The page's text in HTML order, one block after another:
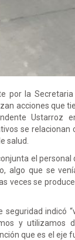
por la
acciones que
Ustarroz
se
salud.
el
algo que se
veces se
seguridad indicó
y utilizamos
que es el